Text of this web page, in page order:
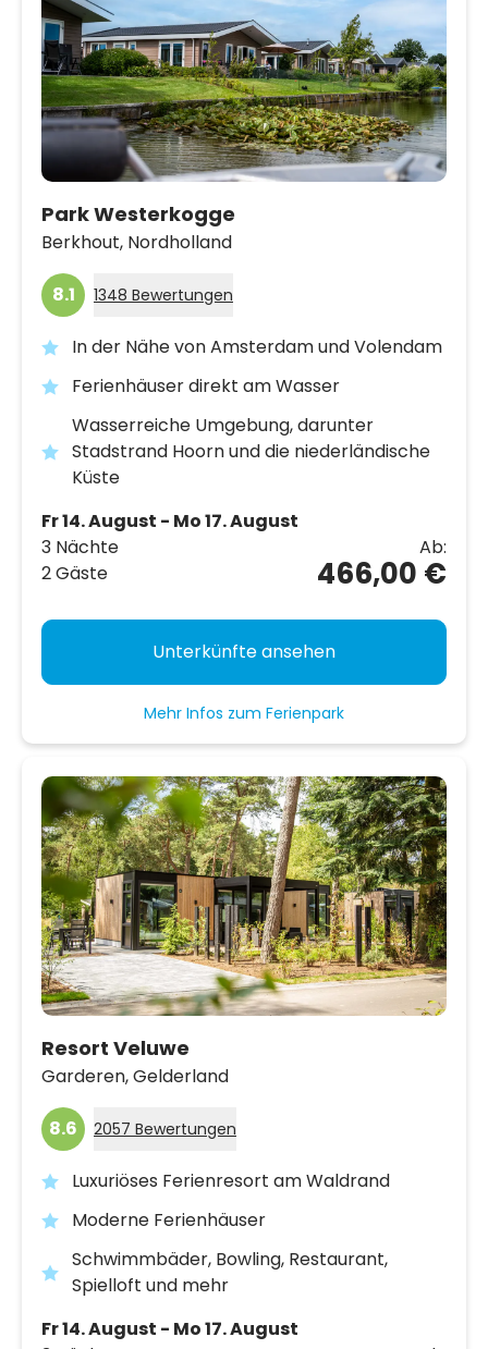
Park Westerkogge
Berkhout, Nordholland
8.1 1348 Bewertungen
In der Nähe von Amsterdam und Volendam
Ferienhäuser direkt am Wasser
Wasserreiche Umgebung, darunter
Stadstrand Hoorn und die niederländische
Küste
Fr 14. August - Mo 17. August
3 Nächte
2 Gäste
Ab:
466,00 €
Unterkünfte ansehen
Mehr Infos zum Ferienpark
Resort Veluwe
Garderen,Gelderland
8.6 2057 Bewertungen
Luxuriöses Ferienresort am Waldrand
Moderne Ferienhäuser
Schwimmbäder, Bowling, Restaurant,
Spielloft und mehr
Fr 14. August - Mo 17. August